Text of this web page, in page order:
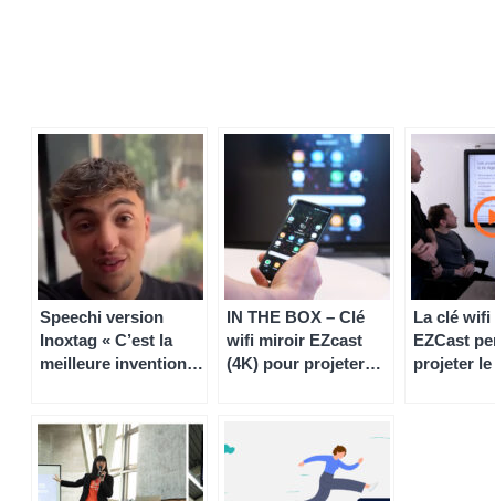
Speechi version
Inoxtag « C’est la
meilleure invention
IN THE BOX – Clé
wifi miroir EZcast
(4K) pour projeter
La clé
EZCast
projeter